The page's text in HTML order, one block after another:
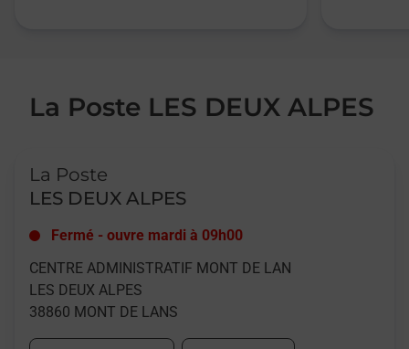
La Poste LES DEUX ALPES
La Poste
LES DEUX ALPES
Fermé - ouvre mardi à 09h00
CENTRE ADMINISTRATIF MONT DE LAN
LES DEUX ALPES
38860 MONT DE LANS